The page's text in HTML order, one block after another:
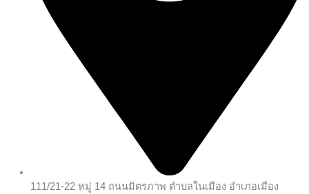
111/21-22 หมู่ 14 ถนนมิตรภาพ ตำบลในเมือง อำเภอเมือง